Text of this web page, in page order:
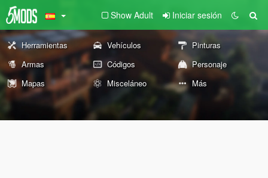
Show Adult Iniciar sesión
Herramientas Vehículos
Pinturas
Armas
Códigos
Personaje
Mapas
Misceláneo Más